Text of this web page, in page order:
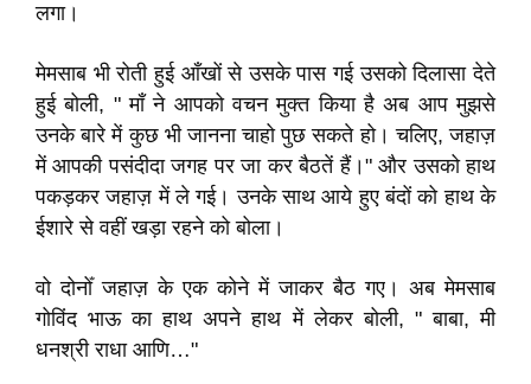
लगा।
मेमसाब भी रोती हुई आँखों से उसके पास गई उसको दिलासा देते
हुई बोली, " माँ ने आपको वचन मुक्त किया है अब आप मुझसे
उनके बारे में कुछ भी जानना चाहो पुछ सकते हो। चलिए, जहाज़
में आपकी पसंदीदा जगह पर जा कर बैठतें हैं।" और उसको हाथ
पकड़कर जहाज़ में ले गई। उनके साथ आये हुए बंदों को हाथ के
ईशारे से वहीं खड़ा रहने को बोला।
वो दोनोँ जहाज़ के एक कोने में जाकर बैठ गए। अब मेमसाब
गोविंद भाऊ का हाथ अपने हाथ में लेकर बोली, " बाबा, मी
धनश्री राधा आणि…"